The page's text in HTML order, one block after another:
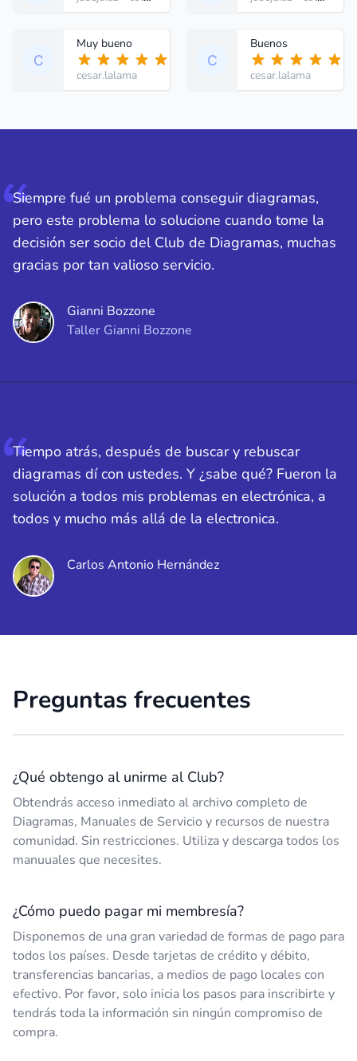
Muy bueno
cesar.lalama
Buenos
cesar.lalama
Siempre fué un problema conseguir diagramas,
pero este problema lo solucione cuando tome la
decisión ser socio del Club de Diagramas, muchas
gracias por tan valioso servicio.
Gianni Bozzone
Taller Gianni Bozzone
Tiempo atrás, después de buscar y rebuscar
diagramas dí con ustedes. Y ¿sabe qué? Fueron la
solución a todos mis problemas en electrónica, a
todos y mucho más allá de la electronica.
Carlos Antonio Hernández
Preguntas frecuentes
¿Qué obtengo al unirme al Club?
Obtendrás acceso inmediato al archivo completo de
Diagramas, Manuales de Servicio y recursos de nuestra
comunidad. Sin restricciones. Utiliza y descarga todos los
manuuales que necesites.
¿Cómo puedo pagar mi membresía?
Disponemos de una gran variedad de formas de pago para
todos los países. Desde tarjetas de crédito y débito,
transferencias bancarias, a medios de pago locales con
efectivo. Por favor, solo inicia los pasos para inscribirte y
tendrás toda la información sin ningún compromiso de
compra.